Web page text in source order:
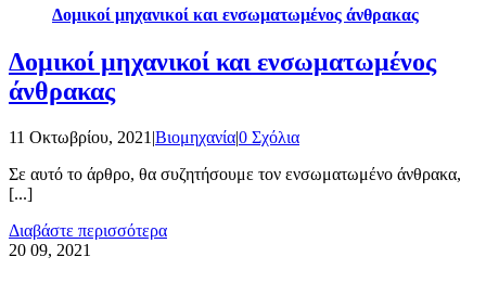
Δομικοί μηχανικοί και ενσωματωμένος άνθρακας
Δομικοί μηχανικοί και ενσωματωμένος
άνθρακας
11 Οκτωβρίου, 2021 |Βιομηχανία|0 Σχόλια
Σε αυτό το άρθρο, θα συζητήσουμε τον ενσωματωμένο άνθρακα,
[...]
Διαβάστε περισσότερα
20 09, 2021